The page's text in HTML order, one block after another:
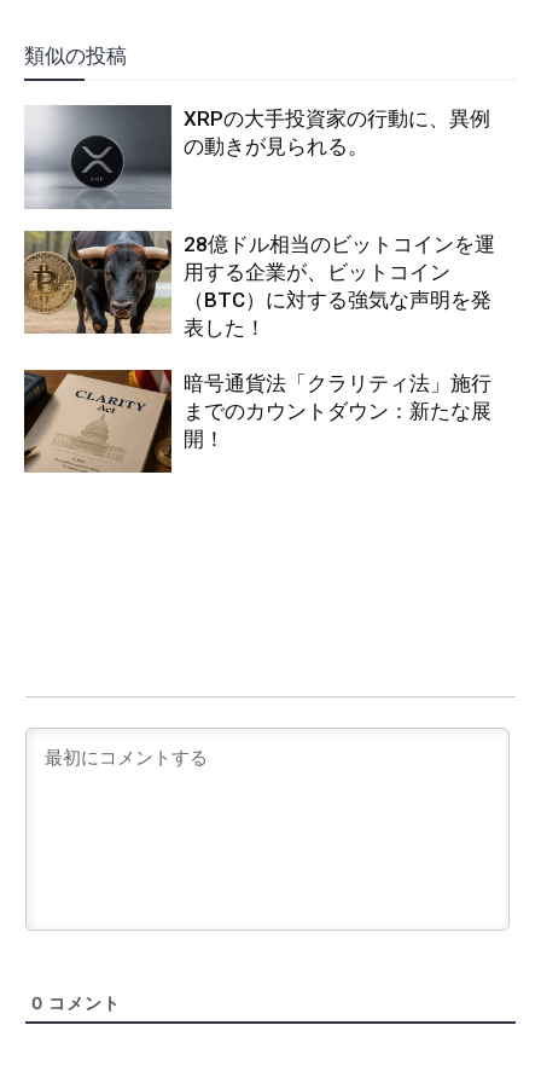
類似の投稿
XRPの大手投資家の行動に、異例
の動きが見られる。
28億ドル相当のビットコインを運
用する企業が、ビットコイン
（BTC）に対する強気な声明を発
表した！
暗号通貨法「クラリティ法」施行
までのカウントダウン：新たな展
開！
0 コメント